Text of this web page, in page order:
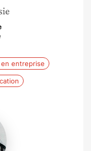
entreprise